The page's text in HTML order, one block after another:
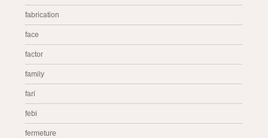
fabrication
face
factor
family
fari
febi
fermeture